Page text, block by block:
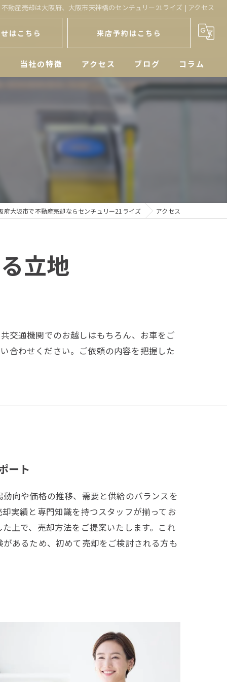
不動産売却は大阪府、大阪市天神橋のセンチュリー21ライズ | アクセス
はこちら 来店予約はこちら
当社の特徴 アクセス ブログ コラム
府大阪市で不動産売却ならセンチュリー21ライズ アクセス
立地
交通機関でのお越しはもちろん、お車をご
合わせください。ご依頼の内容を把握した
ート
向や価格の推移、需要と供給のバランスを
実績と専門知識を持つスタッフが揃ってお
上で、売却方法をご提案いたします。これ
あるため、初めて売却をご検討される方も